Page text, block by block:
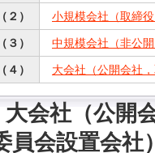
（２） 小規模会社（取締
（３） 中規模会社（非公
（４） 大会社（公開会社
大会社（公開
員会設置会社